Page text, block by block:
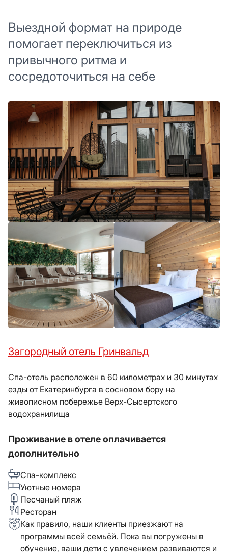
Выездной формат на природе
помогает переключиться из
привычного ритма и
сосредоточиться на себе
Загородный отель Гринвальд
Спа-отель расположен в 60 километрах и 30 минутах
езды от Екатеринбурга в сосновом бору на
живописном побережье Верх-Сысертского
водохранилища
Проживание в отеле оплачивается
дополнительно
Спа-комплекс
Уютные номера
Песчаный пляж
Ресторан
Как правило, наши клиенты приезжают на
программы всей семьёй. Пока вы погружены в
обучение, ваши дети с увлечением развиваются и